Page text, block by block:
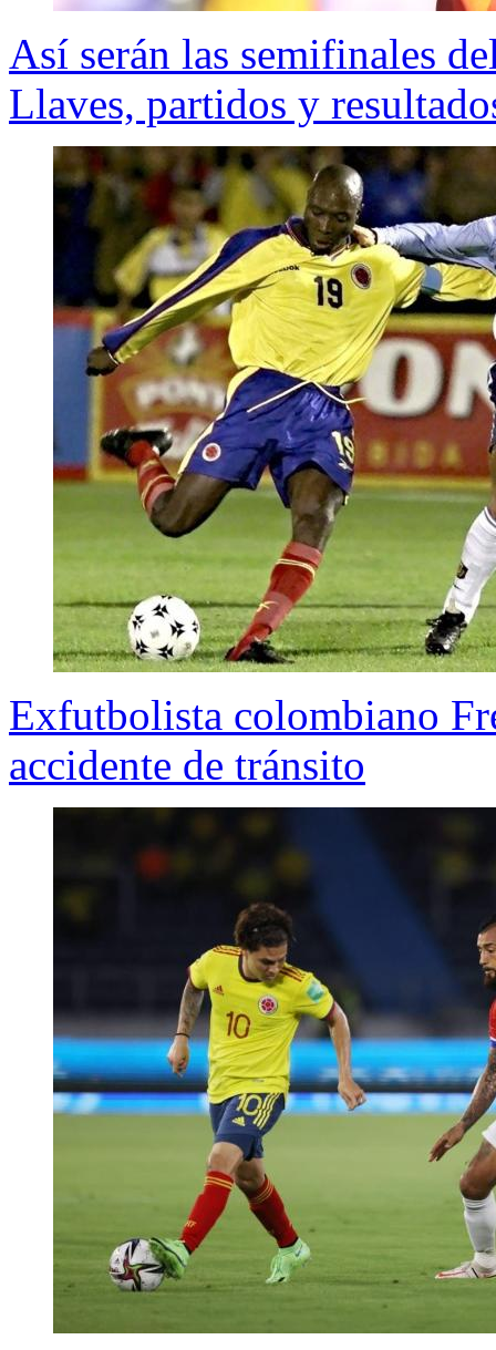
Así serán las semifinales
Llaves, partidos y
Exfutbolista colombiano
accidente de tránsito